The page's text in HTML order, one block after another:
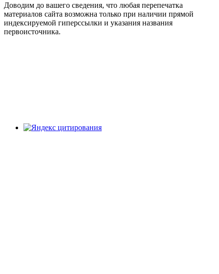
Доводим до вашего сведения, что любая перепечатка
материалов сайта возможна только при наличии прямой
индексируемой гиперссылки и указания названия
первоисточника.